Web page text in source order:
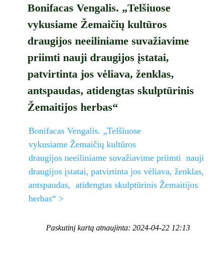
Bonifacas Vengalis. „Telšiuose
vykusiame Žemaičių kultūros
draugijos neeiliniame suvažiavime
priimti nauji draugijos įstatai,
patvirtinta jos vėliava, ženklas,
antspaudas, atidengtas skulptūrinis
Žemaitijos herbas“
Bonifacas Vengalis. „Telšiuose
vykusiame Žemaičių kultūros
draugijos neeiliniame suvažiavime priimti nauji
draugijos įstatai, patvirtinta jos vėliava, ženklas,
antspaudas, atidengtas skulptūrinis Žemaitijos
herbas“ >
Paskutinį kartą atnaujinta: 2024-04-22 12:13